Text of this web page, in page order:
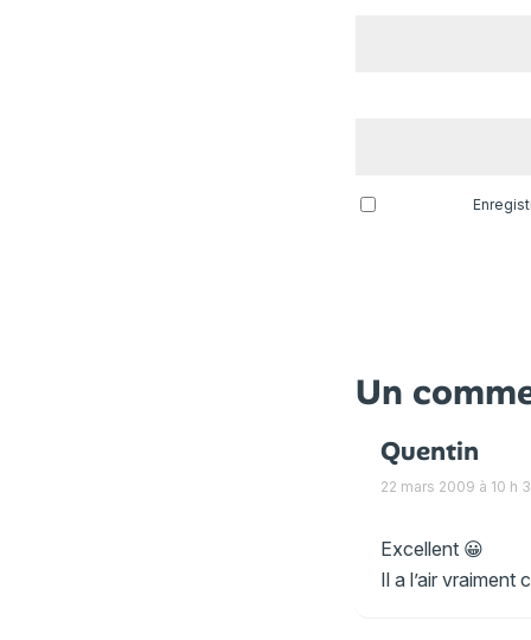
Un
Quentin
22 mars 2009 à 10 h
Excellent 😀
Il a l’air vraiment